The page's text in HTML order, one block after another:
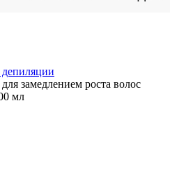
депиляции
замедлением роста волос
мл